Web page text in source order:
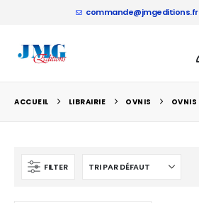
commande@jmgeditions.fr
ACCUEIL LIBRAIRIE OVNIS OVNIS
FILTER